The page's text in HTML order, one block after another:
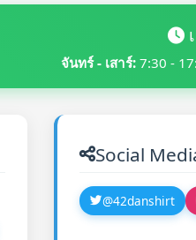
จันทร์ - เสาร์: 7:30 -
Social
@42danshirt